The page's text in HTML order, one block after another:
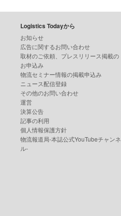
Logistics Todayから
お知らせ
広告に関するお問い合わせ
取材のご依頼、プレスリリース掲載の
お申込み
物流セミナー情報の掲載申込み
ニュース配信登録
その他のお問い合わせ
運営
決算公告
記事の利用
個人情報保護方針
物流報道局-本誌公式YouTubeチャンネ
ル-